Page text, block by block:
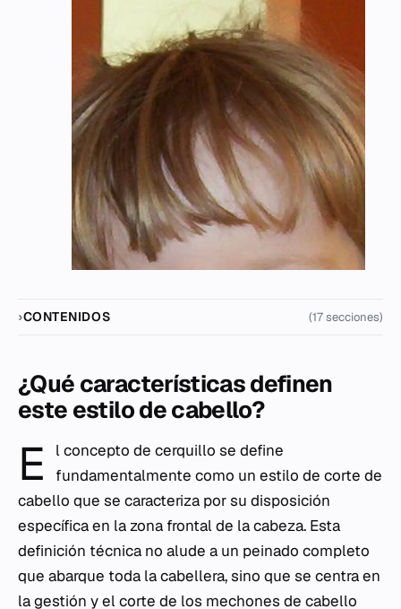
CONTENIDOS (17 secciones)
¿Qué características definen
este estilo de cabello?
E
l concepto de cerquillo se define
fundamentalmente como un estilo de corte de
cabello que se caracteriza por su disposición
específica en la zona frontal de la cabeza. Esta
definición técnica no alude a un peinado completo
que abarque toda la cabellera, sino que se centra en
la gestión y el corte de los mechones de cabello